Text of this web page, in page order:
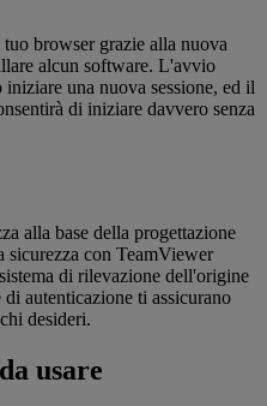
browser grazie alla nuova
alcun software. L'avvio
una nuova sessione, ed il
di iniziare davvero senza
alla base della progettazione
sicurezza con TeamViewer
di rilevazione dell'origine
autenticazione ti assicurano
desideri.
usare